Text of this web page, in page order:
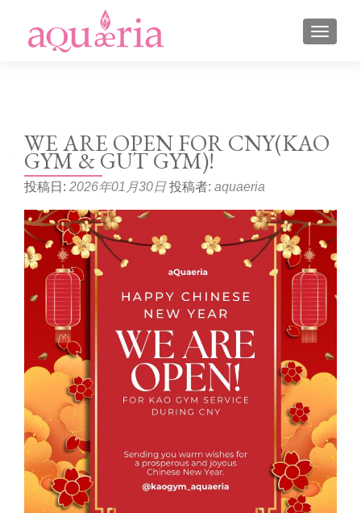
ナビゲ
WE ARE OPEN FOR CNY(KAO
GYM & GUT GYM)!
投稿日: 2026年01月30日 投稿者: aquaeria